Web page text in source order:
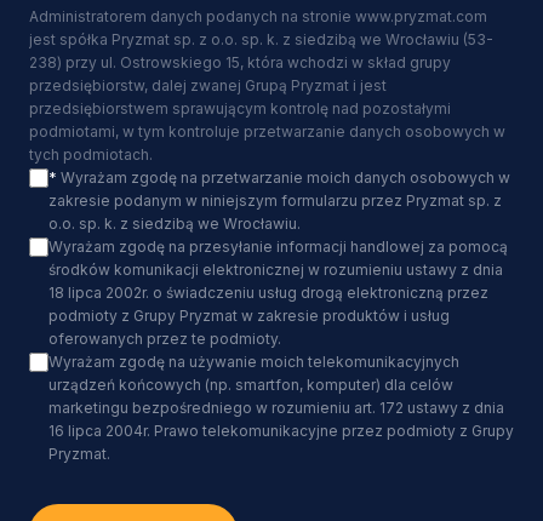
Administratorem danych podanych na stronie www.pryzmat.com
jest spółka Pryzmat sp. z o.o. sp. k. z siedzibą we Wrocławiu (53-
238) przy ul. Ostrowskiego 15, która wchodzi w skład grupy
przedsiębiorstw, dalej zwanej Grupą Pryzmat i jest
przedsiębiorstwem sprawującym kontrolę nad pozostałymi
podmiotami, w tym kontroluje przetwarzanie danych osobowych w
tych podmiotach.
* Wyrażam zgodę na przetwarzanie moich danych osobowych w
zakresie podanym w niniejszym formularzu przez Pryzmat sp. z
o.o. sp. k. z siedzibą we Wrocławiu.
Wyrażam zgodę na przesyłanie informacji handlowej za pomocą
środków komunikacji elektronicznej w rozumieniu ustawy z dnia
18 lipca 2002r. o świadczeniu usług drogą elektroniczną przez
podmioty z Grupy Pryzmat w zakresie produktów i usług
oferowanych przez te podmioty.
Wyrażam zgodę na używanie moich telekomunikacyjnych
urządzeń końcowych (np. smartfon, komputer) dla celów
marketingu bezpośredniego w rozumieniu art. 172 ustawy z dnia
16 lipca 2004r. Prawo telekomunikacyjne przez podmioty z Grupy
Pryzmat.